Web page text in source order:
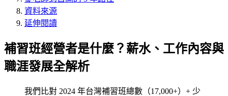
資料來源
延伸閱讀
補習班經營者是什麼？薪水、工作內容與
職涯發展全解析
我們比對 2024 年台灣補習班總數（17,000+）+ 少